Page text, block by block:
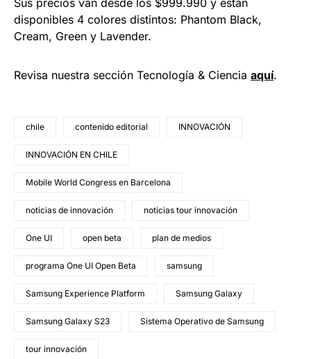
Sus precios van desde los $999.990 y están
disponibles 4 colores distintos: Phantom Black,
Cream, Green y Lavender.
Revisa nuestra sección Tecnología & Ciencia aquí.
chile contenido editorial INNOVACIÓN
INNOVACIÓN EN CHILE
Mobile World Congress en Barcelona
noticias de innovación noticias tour innovación
One UI open beta plan de medios
programa One UI Open Beta samsung
Samsung Experience Platform Samsung Galaxy
Samsung Galaxy S23 Sistema Operativo de Samsung
tour innovación